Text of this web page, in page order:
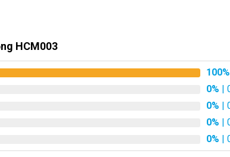
lời chúc mừng đầy ấm áp, tôn trọng và hy vọng
phấn đấu của họ.
Trương Tông Hồng
tạo nên từ sự kết hợp của nhiều loài hoa độc đáo và
HCM003
100%
0% |
0% |
0% |
0% |